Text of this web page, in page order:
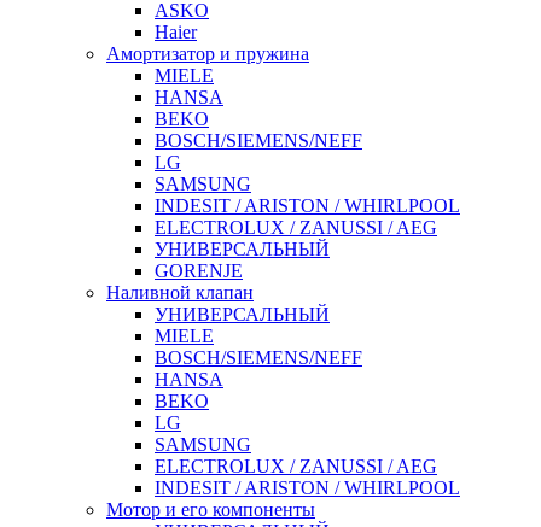
ASKO
Haier
Амортизатор и пружина
MIELE
HANSA
BEKO
BOSCH/SIEMENS/NEFF
LG
SAMSUNG
INDESIT / ARISTON / WHIRLPOOL
ELECTROLUX / ZANUSSI / AEG
УНИВЕРСАЛЬНЫЙ
GORENJE
Наливной клапан
УНИВЕРСАЛЬНЫЙ
MIELE
BOSCH/SIEMENS/NEFF
HANSA
BEKO
LG
SAMSUNG
ELECTROLUX / ZANUSSI / AEG
INDESIT / ARISTON / WHIRLPOOL
Мотор и его компоненты